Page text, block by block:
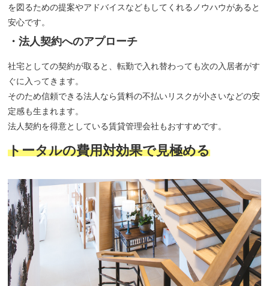
を図るための提案やアドバイスなどもしてくれるノウハウがあると
安心です。
・法人契約へのアプローチ
社宅としての契約が取ると、転勤で入れ替わっても次の入居者がす
ぐに入ってきます。
そのため信頼できる法人なら賃料の不払いリスクが小さいなどの安
定感も生まれます。
法人契約を得意としている賃貸管理会社もおすすめです。
トータルの費用対効果で見極める